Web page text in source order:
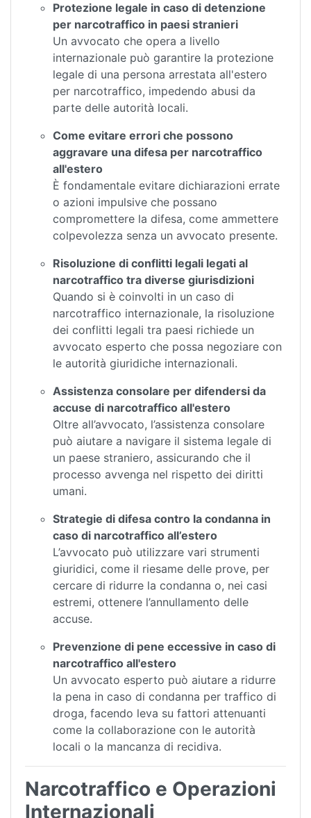
Protezione legale in caso di detenzione
per narcotraffico in paesi stranieri
Un avvocato che opera a livello
internazionale può garantire la protezione
legale di una persona arrestata all'estero
per narcotraffico, impedendo abusi da
parte delle autorità locali.
Come evitare errori che possono
aggravare una difesa per narcotraffico
all'estero
È fondamentale evitare dichiarazioni errate
o azioni impulsive che possano
compromettere la difesa, come ammettere
colpevolezza senza un avvocato presente.
Risoluzione di conflitti legali legati al
narcotraffico tra diverse giurisdizioni
Quando si è coinvolti in un caso di
narcotraffico internazionale, la risoluzione
dei conflitti legali tra paesi richiede un
avvocato esperto che possa negoziare con
le autorità giuridiche internazionali.
Assistenza consolare per difendersi da
accuse di narcotraffico all'estero
Oltre all’avvocato, l’assistenza consolare
può aiutare a navigare il sistema legale di
un paese straniero, assicurando che il
processo avvenga nel rispetto dei diritti
umani.
Strategie di difesa contro la condanna in
caso di narcotraffico all’estero
L’avvocato può utilizzare vari strumenti
giuridici, come il riesame delle prove, per
cercare di ridurre la condanna o, nei casi
estremi, ottenere l’annullamento delle
accuse.
Prevenzione di pene eccessive in caso di
narcotraffico all'estero
Un avvocato esperto può aiutare a ridurre
la pena in caso di condanna per traffico di
droga, facendo leva su fattori attenuanti
come la collaborazione con le autorità
locali o la mancanza di recidiva.
Narcotraffico e Operazioni
Internazionali